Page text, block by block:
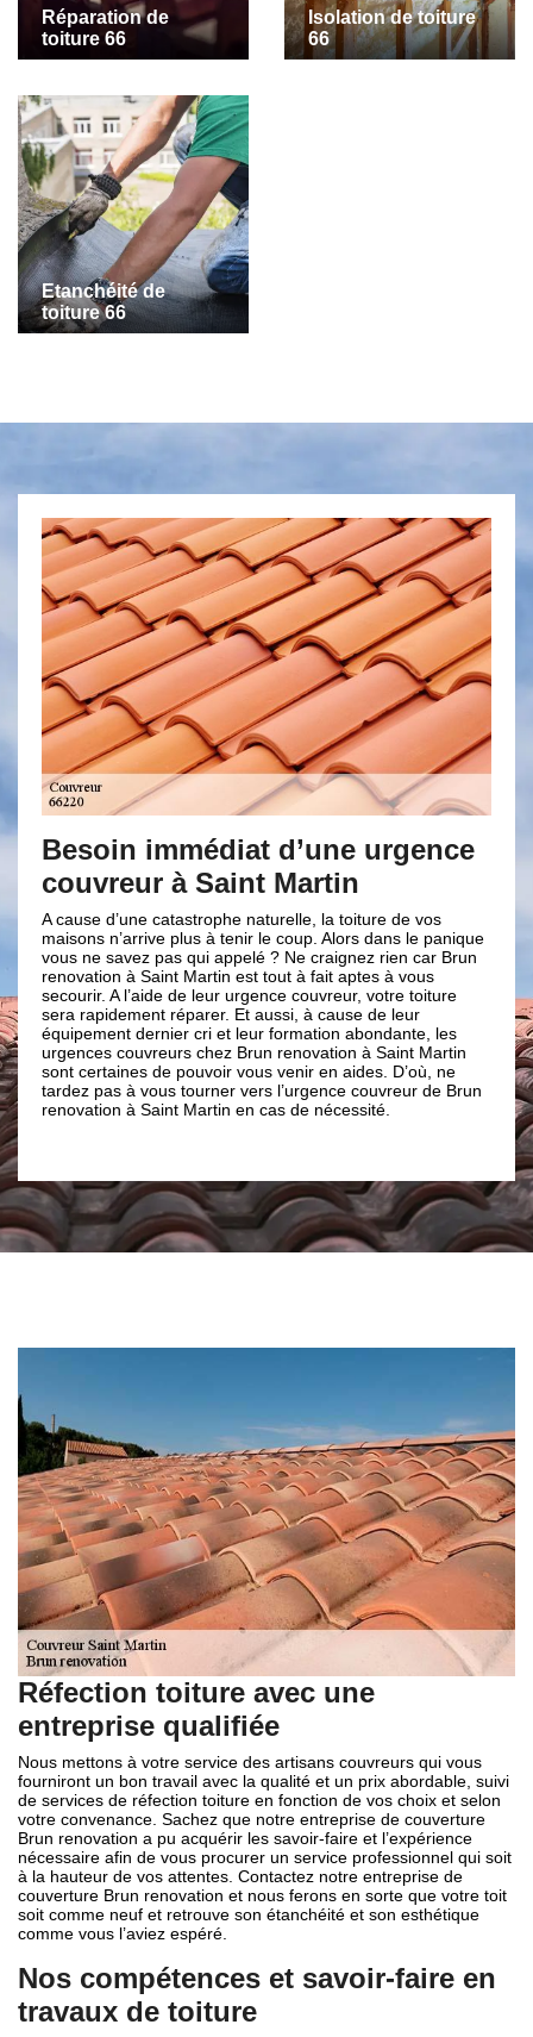
Réparation de
toiture 66
Isolation de toiture
66
Etanchéité de
toiture 66
Besoin immédiat d’une urgence
couvreur à Saint Martin
A cause d’une catastrophe naturelle, la toiture de vos
maisons n’arrive plus à tenir le coup. Alors dans le panique
vous ne savez pas qui appelé ? Ne craignez rien car Brun
renovation à Saint Martin est tout à fait aptes à vous
secourir. A l’aide de leur urgence couvreur, votre toiture
sera rapidement réparer. Et aussi, à cause de leur
équipement dernier cri et leur formation abondante, les
urgences couvreurs chez Brun renovation à Saint Martin
sont certaines de pouvoir vous venir en aides. D’où, ne
tardez pas à vous tourner vers l’urgence couvreur de Brun
renovation à Saint Martin en cas de nécessité.
la
Nos
de
sont
projet
de
Réfection toiture avec une
entreprise qualifiée
Nous mettons à votre service des artisans couvreurs qui vous
fourniront un bon travail avec la qualité et un prix abordable, suivi
de services de réfection toiture en fonction de vos choix et selon
votre convenance. Sachez que notre entreprise de couverture
Brun renovation a pu acquérir les savoir-faire et l’expérience
nécessaire afin de vous procurer un service professionnel qui soit
à la hauteur de vos attentes. Contactez notre entreprise de
couverture Brun renovation et nous ferons en sorte que votre toit
soit comme neuf et retrouve son étanchéité et son esthétique
comme vous l’aviez espéré.
Nos compétences et savoir-faire en
travaux de toiture